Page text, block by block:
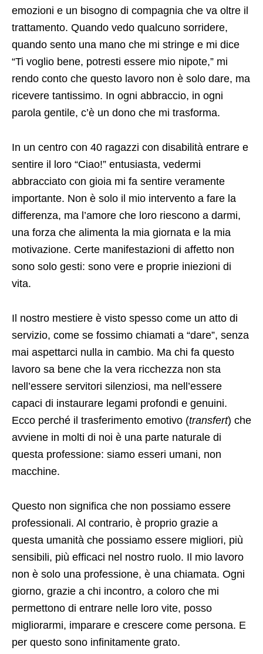
emozioni e un bisogno di compagnia che va oltre il
trattamento. Quando vedo qualcuno sorridere,
quando sento una mano che mi stringe e mi dice
“Ti voglio bene, potresti essere mio nipote,” mi
rendo conto che questo lavoro non è solo dare, ma
ricevere tantissimo. In ogni abbraccio, in ogni
parola gentile, c’è un dono che mi trasforma.
In un centro con 40 ragazzi con disabilità entrare e
sentire il loro “Ciao!” entusiasta, vedermi
abbracciato con gioia mi fa sentire veramente
importante. Non è solo il mio intervento a fare la
differenza, ma l’amore che loro riescono a darmi,
una forza che alimenta la mia giornata e la mia
motivazione. Certe manifestazioni di affetto non
sono solo gesti: sono vere e proprie iniezioni di
vita.
Il nostro mestiere è visto spesso come un atto di
servizio, come se fossimo chiamati a “dare”, senza
mai aspettarci nulla in cambio. Ma chi fa questo
lavoro sa bene che la vera ricchezza non sta
nell’essere servitori silenziosi, ma nell’essere
capaci di instaurare legami profondi e genuini.
Ecco perché il trasferimento emotivo (transfert) che
avviene in molti di noi è una parte naturale di
questa professione: siamo esseri umani, non
macchine.
Questo non significa che non possiamo essere
professionali. Al contrario, è proprio grazie a
questa umanità che possiamo essere migliori, più
sensibili, più efficaci nel nostro ruolo. Il mio lavoro
non è solo una professione, è una chiamata. Ogni
giorno, grazie a chi incontro, a coloro che mi
permettono di entrare nelle loro vite, posso
migliorarmi, imparare e crescere come persona. E
per questo sono infinitamente grato.